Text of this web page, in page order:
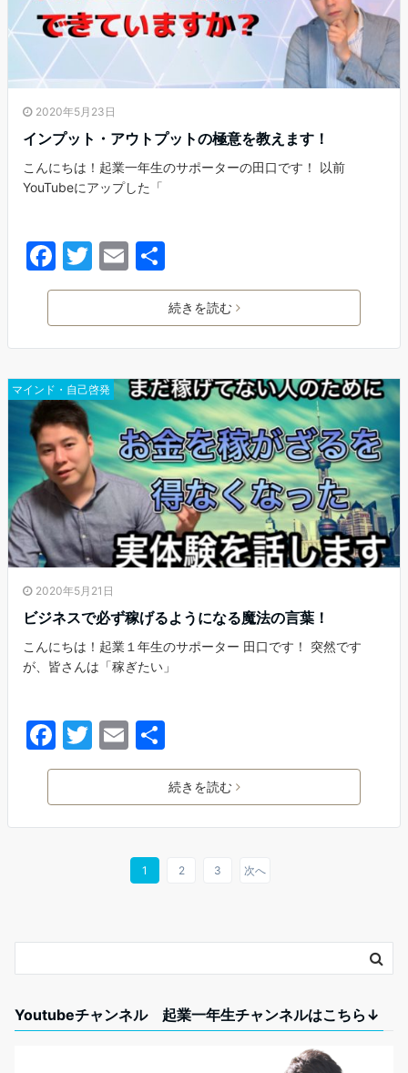
2020年5月23日
インプット・アウトプットの極意を教えます！
こんにちは！起業一年生のサポーターの田口です！ 以前
YouTubeにアップした「
F
a
e
b
o
o
k
T
w
er
E
m
l
有
続きを読む
マインド・自己啓発
2020年5月21日
ビジネスで必ず稼げるようになる魔法の言葉！
こんにちは！起業１年生のサポーター 田口です！ 突然です
が、皆さんは「稼ぎたい」
F
a
e
k
T
w
er
E
m
l
有
続きを読む
1 2 3 次へ
Youtubeチャンネル 起業一年生チャンネルはこちら↓